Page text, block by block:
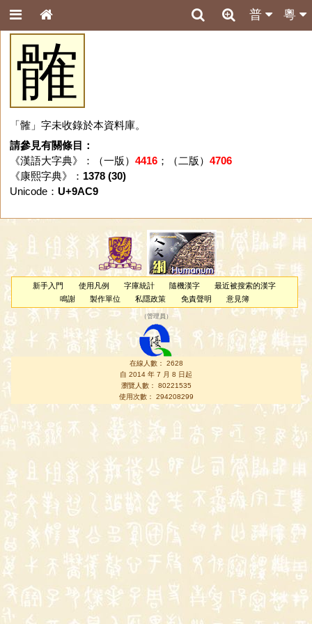
粵
普
髉
「髉」字未收錄於本資料庫。
請參見有關條目：
《漢語大字典》：（一版） 4416；（二版） 4706
《康熙字典》： 1378 (30)
Unicode： U+9AC9
新手入門 使用凡例 字庫統計 隨機漢字
最近被搜索的漢字
鳴謝
製作單位 私隱政策 免責聲明 意見簿
（管理員 ）
在線人數： 2628
自 2014 年 7 月 8 日起
瀏覽人數： 80221535
使用次數： 294208299